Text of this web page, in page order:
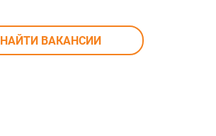
НАЙТИ ВАКАНСИИ